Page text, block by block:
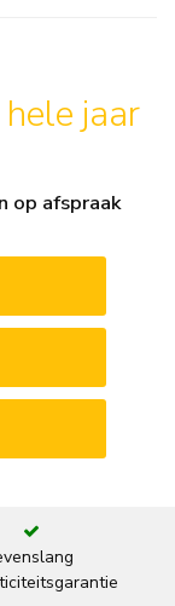
jaar
op afspraak